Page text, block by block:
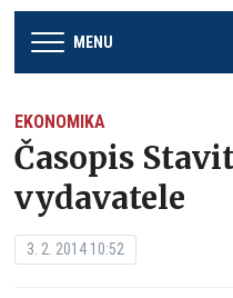
MENU
EKONOMIKA
Časopis
vydavatele
3. 2. 2014 10:52